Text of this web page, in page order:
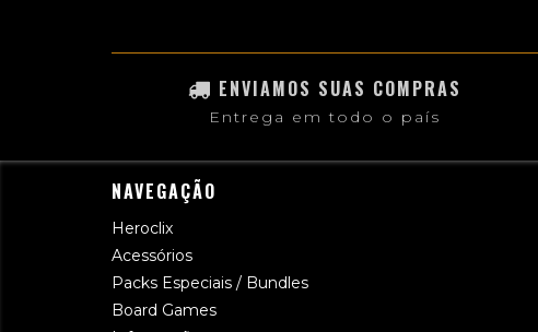
ENVIAMOS SUAS COMPRAS
Entrega em todo o país
NAVEGAÇÃO
Heroclix
Acessórios
Packs Especiais / Bundles
Board Games